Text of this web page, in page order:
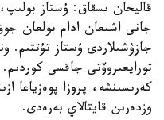
قاليحان ىسقاق: ۇستاز
جانى اشىعان ادام بولعان
جازۋشىلاردى ۇستاز تۇتتىم.
تورايعىروۆتى جاقسى كوردىم.
كەرىسىنشە، پروزا پوەزياعا
وزدەرىن قايتالاي بەرەدى.